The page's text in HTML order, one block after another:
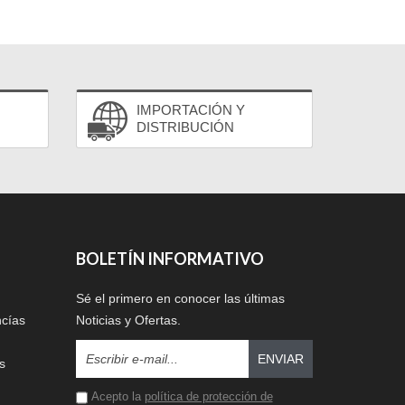
IMPORTACIÓN Y
DISTRIBUCIÓN
BOLETÍN INFORMATIVO
Sé el primero en conocer las últimas
Noticias y Ofertas.
ENVIAR
Acepto la política de protección de